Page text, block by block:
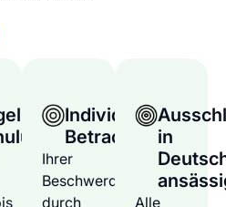
Individuelle
Betrachtung
Ihrer
Beschwerden
durch
in
Alle